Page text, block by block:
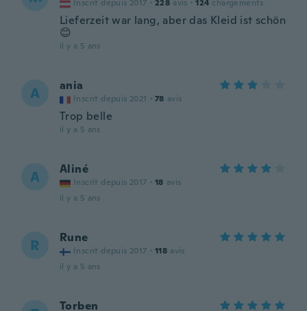
Inscrit depuis 2017 · 228 avis · 124 chargements
Lieferzeit war lang, aber das Kleid ist schön
😊
il y a 5 ans
A ania
Inscrit depuis 2021 · 78 avis
Trop belle
il y a 5 ans
A Aliné
Inscrit depuis 2017 · 18 avis
il y a 5 ans
R Rune
Inscrit depuis 2017 · 118 avis
il y a 5 ans
Torben